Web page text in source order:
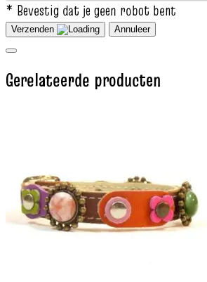
* Bevestig dat je geen robot bent
Verzenden Annuleer
Gerelateerde producten